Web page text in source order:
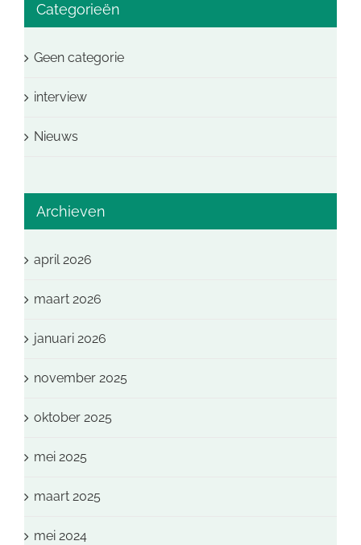
Categorieën
Geen categorie
interview
Nieuws
Archieven
april 2026
maart 2026
januari 2026
november 2025
oktober 2025
mei 2025
maart 2025
mei 2024